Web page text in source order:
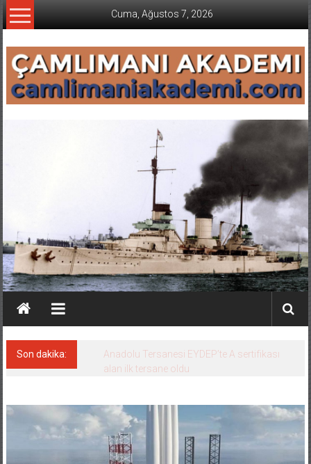
İçeriğe
geç
Cuma, Ağustos 7, 2026
Son dakika:
Derince, ILCA Masters Türkiye
Şampiyonası’na ev sahipliği yapacak